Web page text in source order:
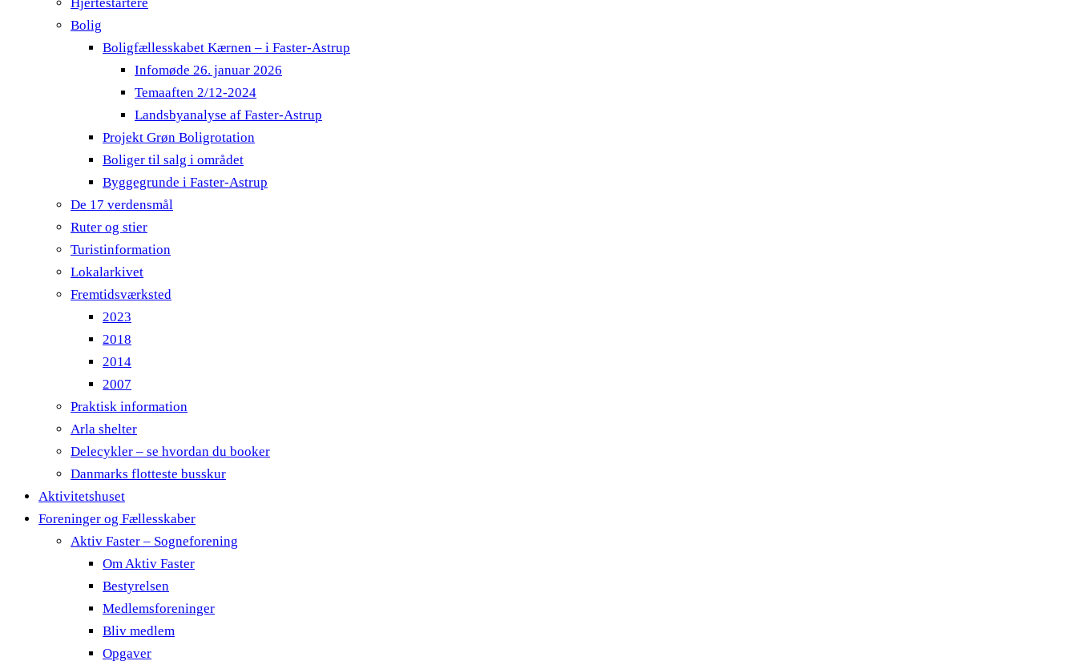
Bolig
Boligfællesskabet Kærnen – i Faster-Astrup
Infomøde 26. januar 2026
Temaaften 2/12-2024
Landsbyanalyse af Faster-Astrup
Projekt Grøn Boligrotation
Boliger til salg i området
Byggegrunde i Faster-Astrup
De 17 verdensmål
Ruter og stier
Turistinformation
Lokalarkivet
Fremtidsværksted
2023
2018
2014
2007
Praktisk information
Arla shelter
Delecykler – se hvordan du booker
Danmarks flotteste busskur
Aktivitetshuset
Foreninger og Fællesskaber
Aktiv Faster – Sogneforening
Om Aktiv Faster
Bestyrelsen
Medlemsforeninger
Bliv medlem
Opgaver